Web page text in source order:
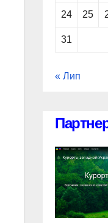
24 25
31
« Лип